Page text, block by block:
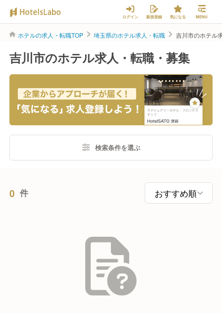
ログイン 新規登録 気になる MENU
ホテルの求人・転職TOP 埼玉県のホテル求人・転職 吉川市のホテル
吉川市のホテル求人・転職・募集
検索条件を選ぶ
0 件